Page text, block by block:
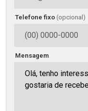
Telefone fixo (opcional)
Mensagem